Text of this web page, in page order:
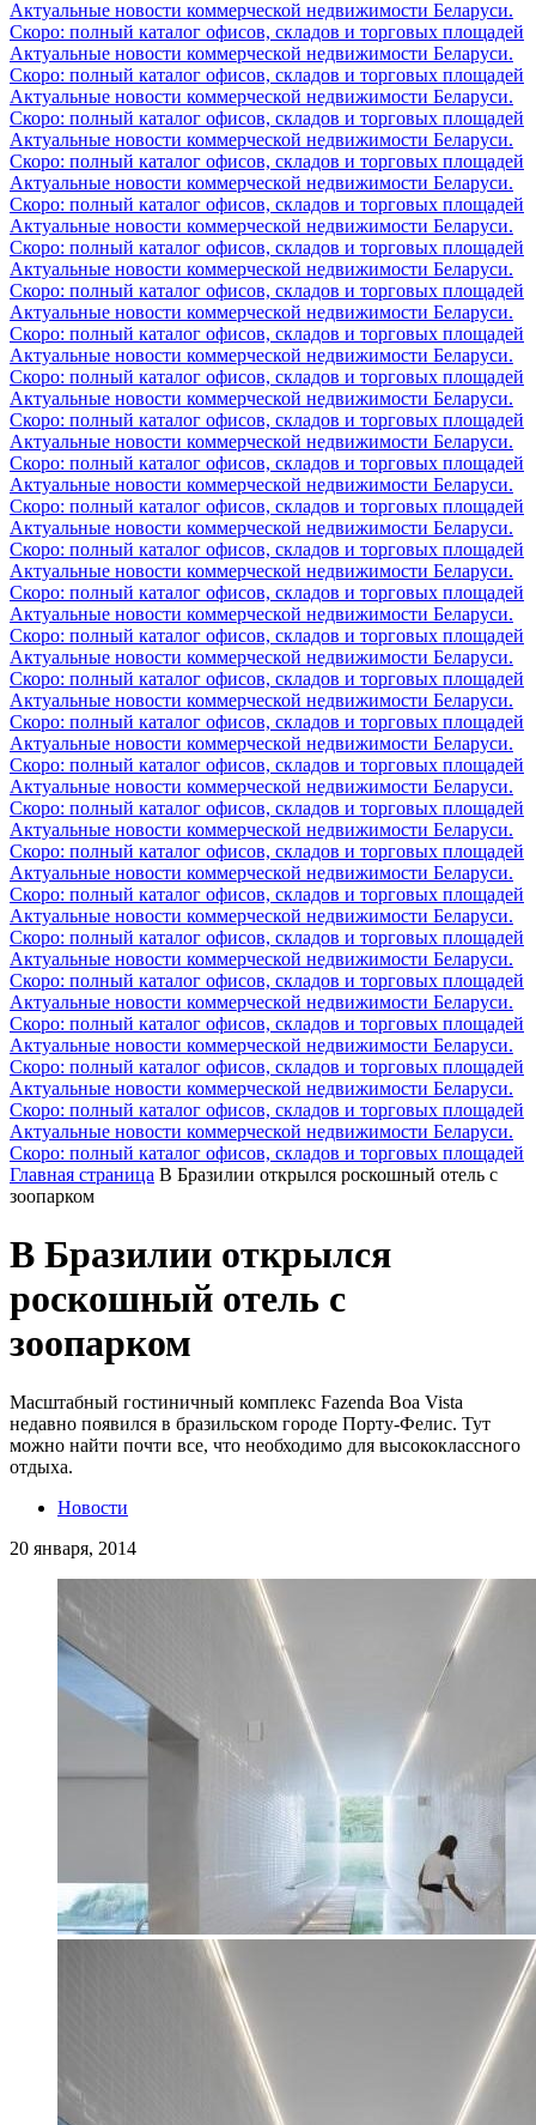
Актуальные новости коммерческой недвижимости Беларуси.
Скоро: полный каталог офисов, складов и торговых площадей
Актуальные новости коммерческой недвижимости Беларуси.
Скоро: полный каталог офисов, складов и торговых площадей
Актуальные новости коммерческой недвижимости Беларуси.
Скоро: полный каталог офисов, складов и торговых площадей
Актуальные новости коммерческой недвижимости Беларуси.
Скоро: полный каталог офисов, складов и торговых площадей
Актуальные новости коммерческой недвижимости Беларуси.
Скоро: полный каталог офисов, складов и торговых площадей
Актуальные новости коммерческой недвижимости Беларуси.
Скоро: полный каталог офисов, складов и торговых площадей
Актуальные новости коммерческой недвижимости Беларуси.
Скоро: полный каталог офисов, складов и торговых площадей
Актуальные новости коммерческой недвижимости Беларуси.
Скоро: полный каталог офисов, складов и торговых площадей
Актуальные новости коммерческой недвижимости Беларуси.
Скоро: полный каталог офисов, складов и торговых площадей
Актуальные новости коммерческой недвижимости Беларуси.
Скоро: полный каталог офисов, складов и торговых площадей
Актуальные новости коммерческой недвижимости Беларуси.
Скоро: полный каталог офисов, складов и торговых площадей
Актуальные новости коммерческой недвижимости Беларуси.
Скоро: полный каталог офисов, складов и торговых площадей
Актуальные новости коммерческой недвижимости Беларуси.
Скоро: полный каталог офисов, складов и торговых площадей
Актуальные новости коммерческой недвижимости Беларуси.
Скоро: полный каталог офисов, складов и торговых площадей
Актуальные новости коммерческой недвижимости Беларуси.
Скоро: полный каталог офисов, складов и торговых площадей
Актуальные новости коммерческой недвижимости Беларуси.
Скоро: полный каталог офисов, складов и торговых площадей
Актуальные новости коммерческой недвижимости Беларуси.
Скоро: полный каталог офисов, складов и торговых площадей
Актуальные новости коммерческой недвижимости Беларуси.
Скоро: полный каталог офисов, складов и торговых площадей
Актуальные новости коммерческой недвижимости Беларуси.
Скоро: полный каталог офисов, складов и торговых площадей
Актуальные новости коммерческой недвижимости Беларуси.
Скоро: полный каталог офисов, складов и торговых площадей
Актуальные новости коммерческой недвижимости Беларуси.
Скоро: полный каталог офисов, складов и торговых площадей
Актуальные новости коммерческой недвижимости Беларуси.
Скоро: полный каталог офисов, складов и торговых площадей
Актуальные новости коммерческой недвижимости Беларуси.
Скоро: полный каталог офисов, складов и торговых площадей
Актуальные новости коммерческой недвижимости Беларуси.
Скоро: полный каталог офисов, складов и торговых площадей
Актуальные новости коммерческой недвижимости Беларуси.
Скоро: полный каталог офисов, складов и торговых площадей
Актуальные новости коммерческой недвижимости Беларуси.
Скоро: полный каталог офисов, складов и торговых площадей
Актуальные новости коммерческой недвижимости Беларуси.
Скоро: полный каталог офисов, складов и торговых площадей
Главная страница В Бразилии открылся роскошный отель с
зоопарком
В Бразилии открылся
роскошный отель с
зоопарком
Масштабный гостиничный комплекс Fazenda Boa Vista
недавно появился в бразильском городе Порту-Фелис. Тут
можно найти почти все, что необходимо для высококлассного
отдыха.
Новости
20 января, 2014